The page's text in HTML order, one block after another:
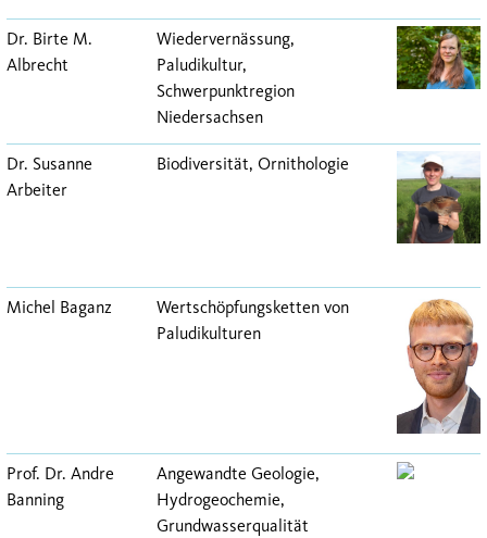
Dr. Birte M.
Albrecht
Wiedervernässung,
Paludikultur,
Schwerpunktregion
Niedersachsen
Dr. Susanne
Arbeiter
Biodiversität, Ornithologie
Michel Baganz
Wertschöpfungsketten von
Paludikulturen
Prof. Dr. Andre
Banning
Angewandte Geologie,
Hydrogeochemie,
Grundwasserqualität